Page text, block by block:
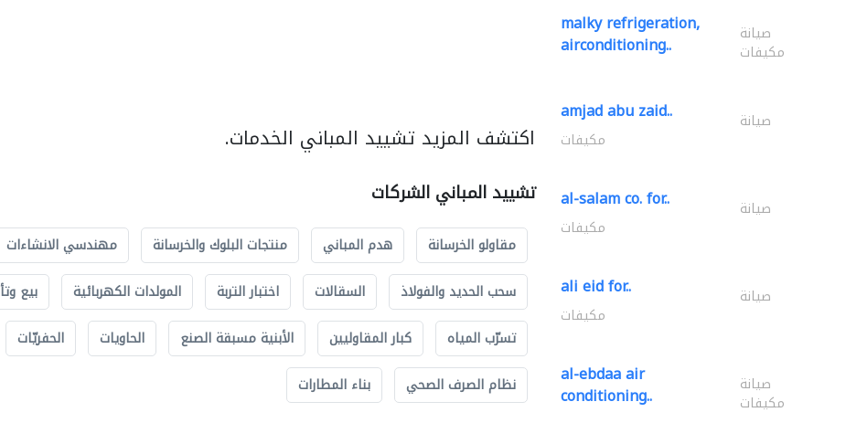
اكتشف المزيد تشييد المباني الخدمات.
تشييد المباني الشركات
مقاولو الخرسانة هدم المباني منتجات البلوك والخرسانة مهندسي الانشاءات
سحب الحديد والفولاذ
السقالات اختبار التربة المولدات الكهربائية بيع
تسرّب المياه
كبار المقاوليين الأبنية مسبقة الصنع الحاويات الحفريّات
نظام الصرف الصحي
بناء المطارات
malky refrigeration,
airconditioning.. صيانة
مكيفات
amjad abu zaid.. صيانة
مكيفات
al-salam co. for.. صيانة
مكيفات
ali eid for.. صيانة
مكيفات
al-ebdaa air
conditioning.. صيانة
مكيفات